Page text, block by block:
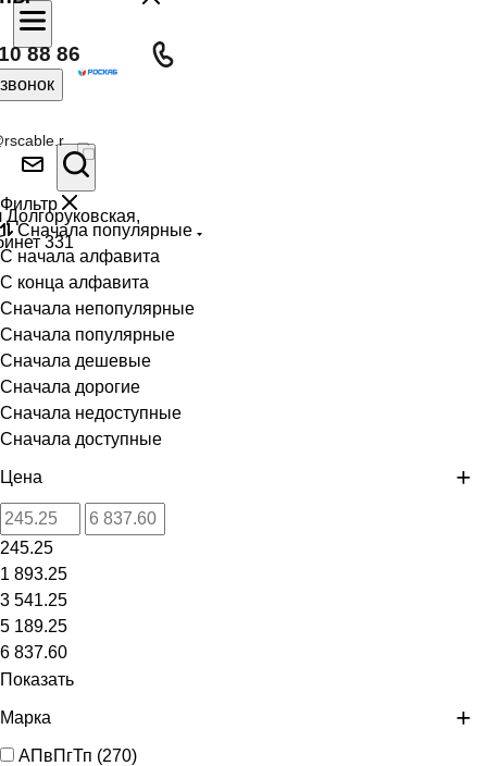
88 86
331
Фильтр
Сначала популярные
С начала алфавита
С конца алфавита
Сначала непопулярные
Сначала популярные
Сначала дешевые
Сначала дорогие
Сначала недоступные
Сначала доступные
Цена
245.25
1 893.25
3 541.25
5 189.25
6 837.60
Показать
Марка
АПвПгТп (270)